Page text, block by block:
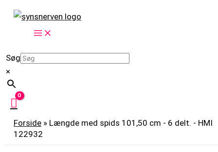
indholdet
Søg
×
Forside » Længde med spids 101,50 cm - 6 delt. - HMI
122932